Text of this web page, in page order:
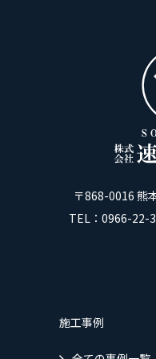
〒868-0016 熊
TEL：0966-22-
施工事例